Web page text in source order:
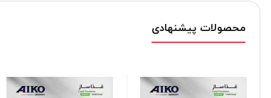
محصولات پیشنهادی